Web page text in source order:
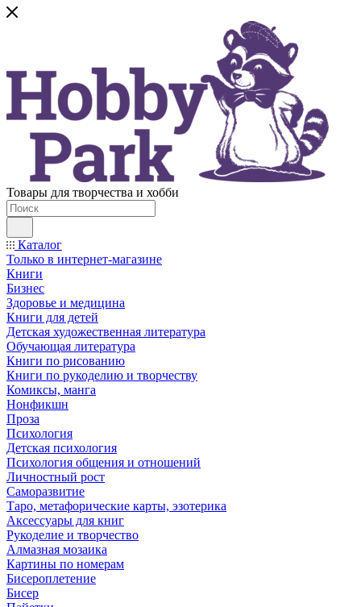
Товары для творчества и хобби
Каталог
Только в интернет-магазине
Книги
Бизнес
Здоровье и медицина
Книги для детей
Детская художественная литература
Обучающая литература
Книги по рисованию
Книги по рукоделию и творчеству
Комиксы, манга
Нонфикшн
Проза
Психология
Детская психология
Психология общения и отношений
Личностный рост
Саморазвитие
Таро, метафорические карты, эзотерика
Аксессуары для книг
Рукоделие и творчество
Алмазная мозаика
Картины по номерам
Бисероплетение
Бисер